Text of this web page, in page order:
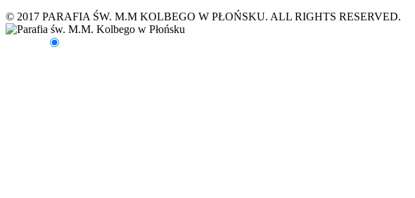
© 2017 PARAFIA ŚW. M.M KOLBEGO W PŁOŃSKU. ALL RIGHTS RESERVED.